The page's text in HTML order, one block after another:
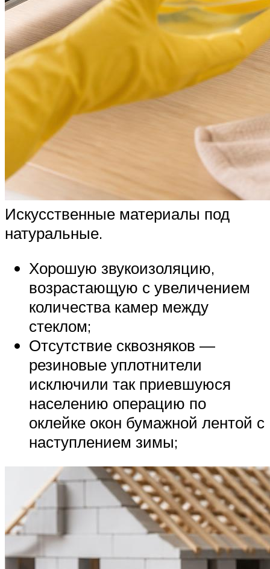
Искусственные материалы под
натуральные.
Хорошую звукоизоляцию,
возрастающую с увеличением
количества камер между
стеклом;
Отсутствие сквозняков —
резиновые уплотнители
исключили так приевшуюся
населению операцию по
оклейке окон бумажной лентой с
наступлением зимы;